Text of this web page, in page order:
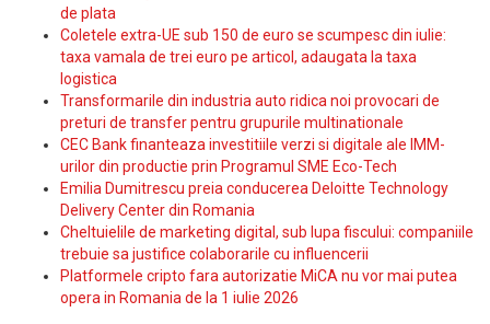
de plata
Coletele extra-UE sub 150 de euro se scumpesc din iulie:
taxa vamala de trei euro pe articol, adaugata la taxa
logistica
Transformarile din industria auto ridica noi provocari de
preturi de transfer pentru grupurile multinationale
CEC Bank finanteaza investitiile verzi si digitale ale IMM-
urilor din productie prin Programul SME Eco-Tech
Emilia Dumitrescu preia conducerea Deloitte Technology
Delivery Center din Romania
Cheltuielile de marketing digital, sub lupa fiscului: companiile
trebuie sa justifice colaborarile cu influencerii
Platformele cripto fara autorizatie MiCA nu vor mai putea
opera in Romania de la 1 iulie 2026